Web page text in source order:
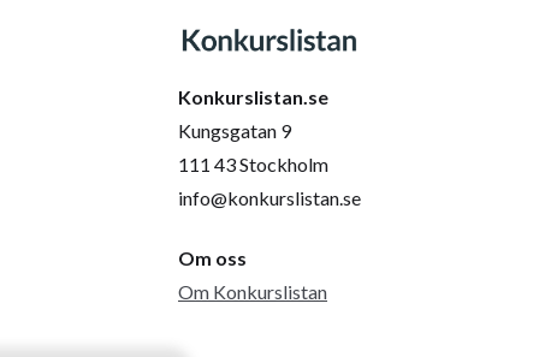
Konkurslistan.se
Kungsgatan 9
111 43 Stockholm
info@konkurslistan.se
Om oss
Om Konkurslistan